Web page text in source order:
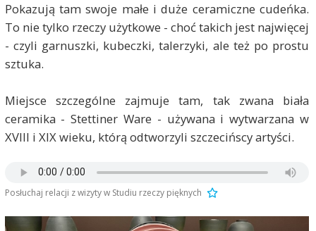
Pokazują tam swoje małe i duże ceramiczne cudeńka.
To nie tylko rzeczy użytkowe - choć takich jest najwięcej
- czyli garnuszki, kubeczki, talerzyki, ale też po prostu
sztuka.
Miejsce szczególne zajmuje tam, tak zwana biała
ceramika - Stettiner Ware - używana i wytwarzana w
XVIII i XIX wieku, którą odtworzyli szczecińscy artyści.
Posłuchaj relacji z wizyty w Studiu rzeczy pięknych